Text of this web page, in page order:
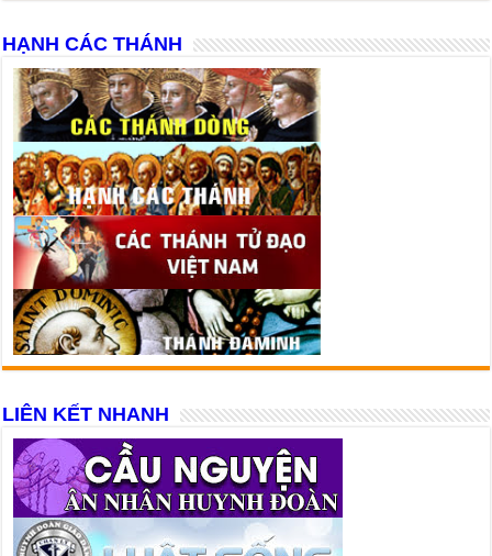
HẠNH CÁC THÁNH
LIÊN KẾT NHANH